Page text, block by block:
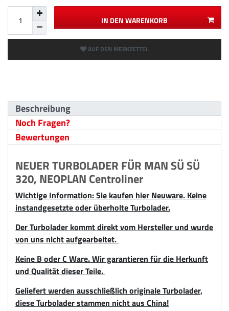
IN DEN WARENKORB
AUF DEN MERKZETTEL
Beschreibung
Noch Fragen?
Bewertungen
NEUER TURBOLADER FÜR MAN SÜ SÜ
320, NEOPLAN Centroliner
Wichtige Information: Sie kaufen hier Neuware. Keine
instandgesetzte oder überholte Turbolader.
Der Turbolader kommt direkt vom Hersteller und wurde
von uns nicht aufgearbeitet.
Keine B oder C Ware. Wir garantieren für die Herkunft
und Qualität dieser Teile.
Geliefert werden ausschließlich originale Turbolader,
diese Turbolader stammen nicht aus China!